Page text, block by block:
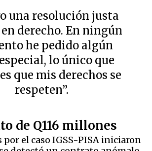
una resolución justa
derecho. En ningún
he pedido algún
lo único que
que mis derechos se
respeten”.
de Q116 millones
por el caso IGSS-PISA iniciaron